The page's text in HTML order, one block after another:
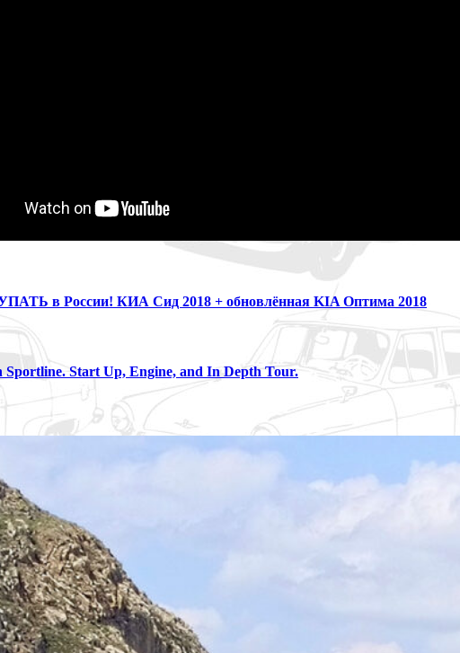
в России! КИА Сид 2018 + обновлённая KIA Оптима 2018
Sportline. Start Up, Engine, and In Depth Tour.